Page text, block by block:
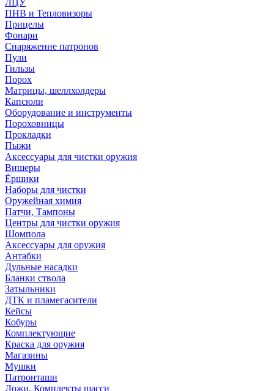
ЛЦУ
ПНВ и Тепловизоры
Прицелы
Фонари
Снаряжение патронов
Пули
Гильзы
Порох
Матрицы, шеллхолдеры
Капсюли
Оборудование и инструменты
Пороховницы
Прокладки
Пыжи
Аксессуары для чистки оружия
Вишеры
Ёршики
Наборы для чистки
Оружейная химия
Патчи, Тампоны
Центры для чистки оружия
Шомпола
Аксессуары для оружия
Антабки
Дульные насадки
Бланки ствола
Затыльники
ДТК и пламегасители
Кейсы
Кобуры
Комплектующие
Краска для оружия
Магазины
Мушки
Патронташи
Ложи, Комплекты шасси